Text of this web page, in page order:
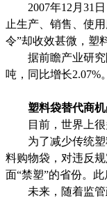
2007年12月31日
止生产、销售、使
令”却收效甚微，塑
据前瞻产业研究
吨，同比增长2.07%
塑料袋替代商
目前，世界上很多
为了减少传统塑料
料购物袋，对违反
面“禁塑”的省份。
未来，随着监管政